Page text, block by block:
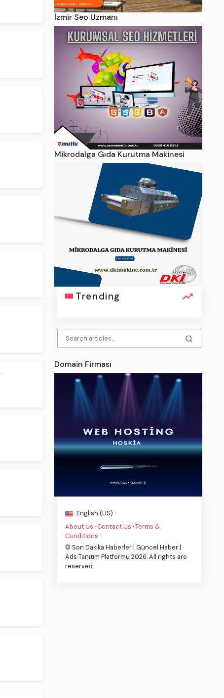
İzmir Seo Uzmanı
Mikrodalga Gıda Kurutma Makinesi
Trending
Domain Firması
English (US) ·
About Us · Contact Us ·Terms &
Conditions ·
© Son Dakika Haberler | Güncel Haber |
Ads Tanıtım Platformu 2026. All rights are
reserved